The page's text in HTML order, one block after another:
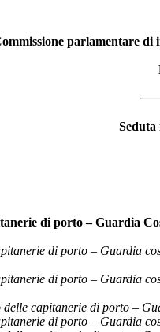
parlamentare di
Seduta
di porto – Guardia
di porto – Guardia
di porto – Guardia
capitanerie di porto –
di porto – Guardia